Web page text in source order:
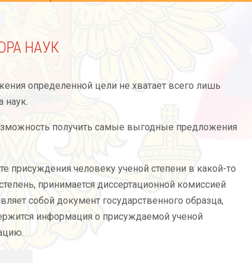
НАУК
определенной цели не хватает всего лишь
наук.
получить самые выгодные предложения
присуждения человеку ученой степени в какой-то
принимается диссертационной комиссией
собой документ государственного образца,
информация о присуждаемой ученой